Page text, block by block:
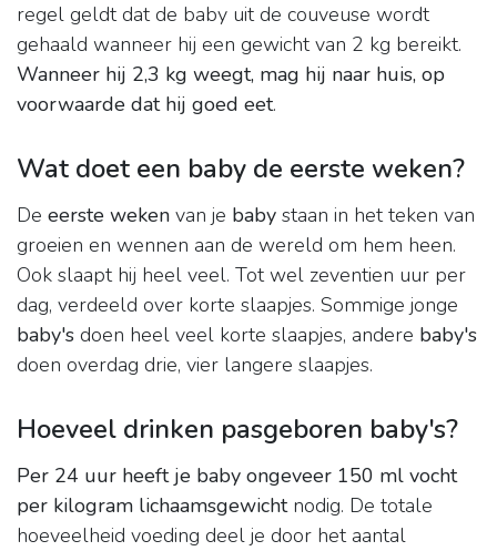
regel geldt dat de baby uit de couveuse wordt
gehaald wanneer hij een gewicht van 2 kg bereikt.
Wanneer hij 2,3 kg weegt, mag hij naar huis, op
voorwaarde dat hij goed eet.
Wat doet een baby de eerste weken?
De eerste weken van je baby staan in het teken van
groeien en wennen aan de wereld om hem heen.
Ook slaapt hij heel veel. Tot wel zeventien uur per
dag, verdeeld over korte slaapjes. Sommige jonge
baby's doen heel veel korte slaapjes, andere baby's
doen overdag drie, vier langere slaapjes.
Hoeveel drinken pasgeboren baby's?
Per 24 uur heeft je baby ongeveer 150 ml vocht
per kilogram lichaamsgewichtnodig. De totale
hoeveelheid voeding deel je door het aantal